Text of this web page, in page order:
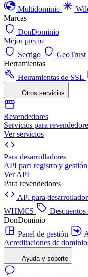
Multidominio
Marcas
DonDominio
Mejor precio
Sectigo
GeoTrust
Herramientas
Herramientas de SSL
Otros servicios
Revendedores
Servicios para
Ver servicios
Para desarrolladores
API para registro y
Ver API
Para revendedores
API para
WHMCS
DonDominio
Panel de gestión
Acreditaciones de
Ayuda y soporte